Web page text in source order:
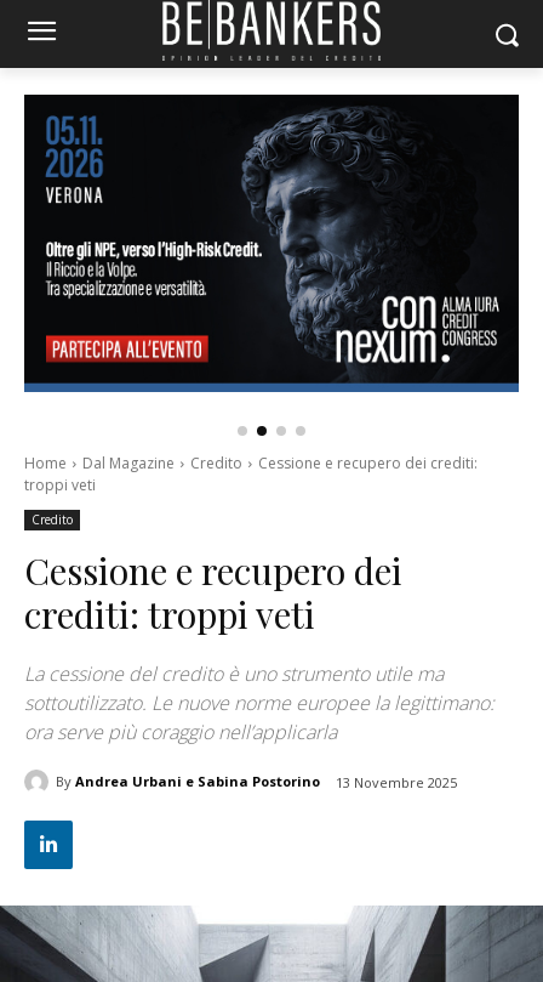
Home Dal Magazine Credito
Cessione e recupero dei crediti:
troppi veti
Credito
Cessione e recupero dei
crediti: troppi veti
La cessione del credito è uno strumento utile ma
sottoutilizzato. Le nuove norme europee la legittimano:
ora serve più coraggio nell’applicarla
By Andrea Urbani e Sabina Postorino 13 Novembre 2025